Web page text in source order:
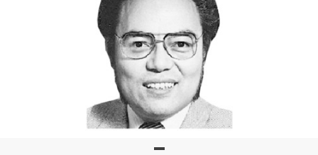
優秀各社の智恵と戦略 事業家のロマンと経営
若手異才経営者の発想 専門家のアドバイス